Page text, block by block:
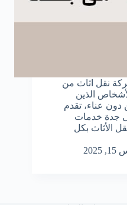
نقل اثاث من
الذين
دون عناء، تقدم
جدة خدمات
الأثاث بكل